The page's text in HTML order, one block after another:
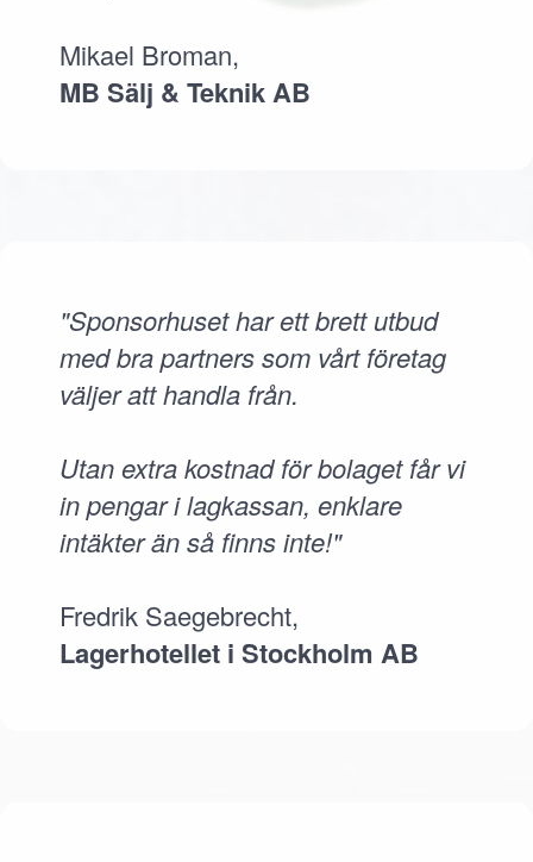
Mikael Broman,
MB Sälj & Teknik AB
"Sponsorhuset har ett brett utbud
med bra partners som vårt företag
väljer att handla från.
Utan extra kostnad för bolaget får vi
in pengar i lagkassan, enklare
intäkter än så finns inte!"
Fredrik Saegebrecht,
Lagerhotellet i Stockholm AB